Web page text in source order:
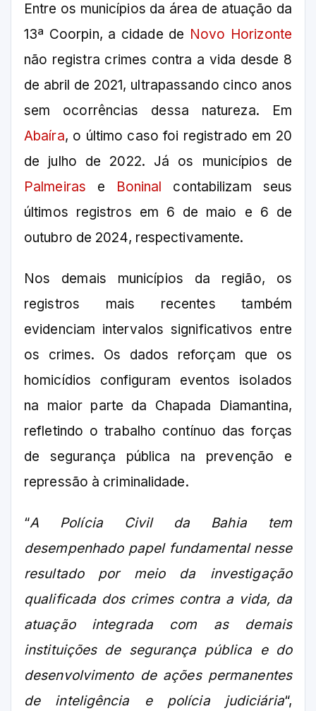
Entre os municípios da área de atuação da
13ª Coorpin, a cidade de Novo Horizonte
não registra crimes contra a vida desde 8
de abril de 2021, ultrapassando cinco anos
sem ocorrências dessa natureza. Em
Abaíra, o último caso foi registrado em 20
de julho de 2022. Já os municípios de
Palmeiras e Boninal contabilizam seus
últimos registros em 6 de maio e 6 de
outubro de 2024, respectivamente.
Nos demais municípios da região, os
registros mais recentes também
evidenciam intervalos significativos entre
os crimes. Os dados reforçam que os
homicídios configuram eventos isolados
na maior parte da Chapada Diamantina,
refletindo o trabalho contínuo das forças
de segurança pública na prevenção e
repressão à criminalidade.
“A Polícia Civil da Bahia tem
desempenhado papel fundamental nesse
resultado por meio da investigação
qualificada dos crimes contra a vida, da
atuação integrada com as demais
instituições de segurança pública e do
desenvolvimento de ações permanentes
de inteligência e polícia judiciária“,